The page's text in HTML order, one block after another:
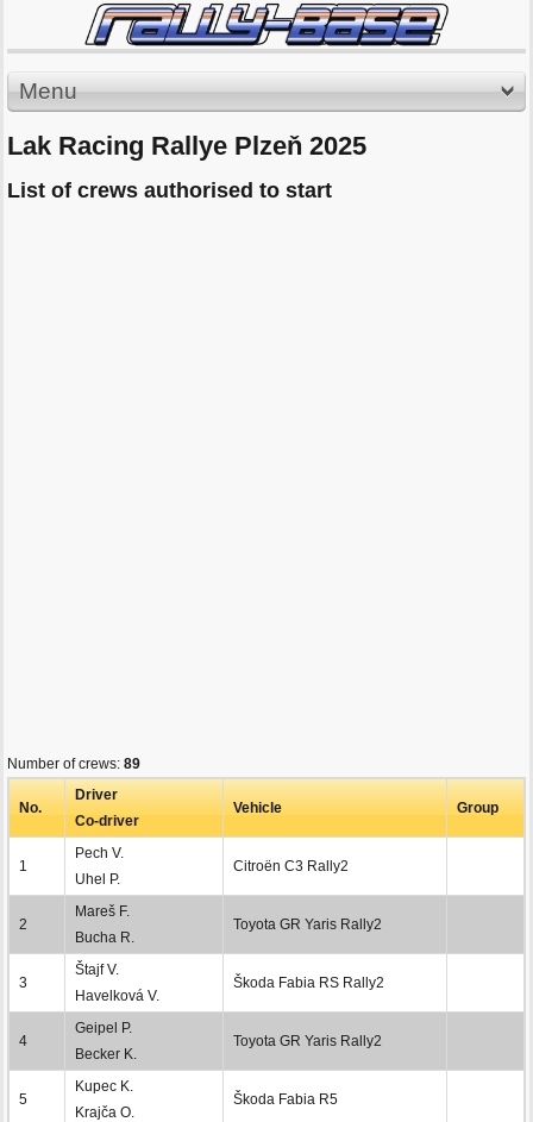
Menu
Lak Racing Rallye Plzeň 2025
List of crews authorised to start
Number of crews: 89
No.
Driver
Co-driver
Vehicle Group
1
Pech V.
Uhel P.
Citroën C3 Rally2
2
Mareš F.
Bucha R.
Toyota GR Yaris Rally2
3
Štajf V.
Havelková V.
Škoda Fabia RS Rally2
4
Geipel P.
Becker K.
Toyota GR Yaris Rally2
5
Kupec K.
Krajča O.
Škoda Fabia R5